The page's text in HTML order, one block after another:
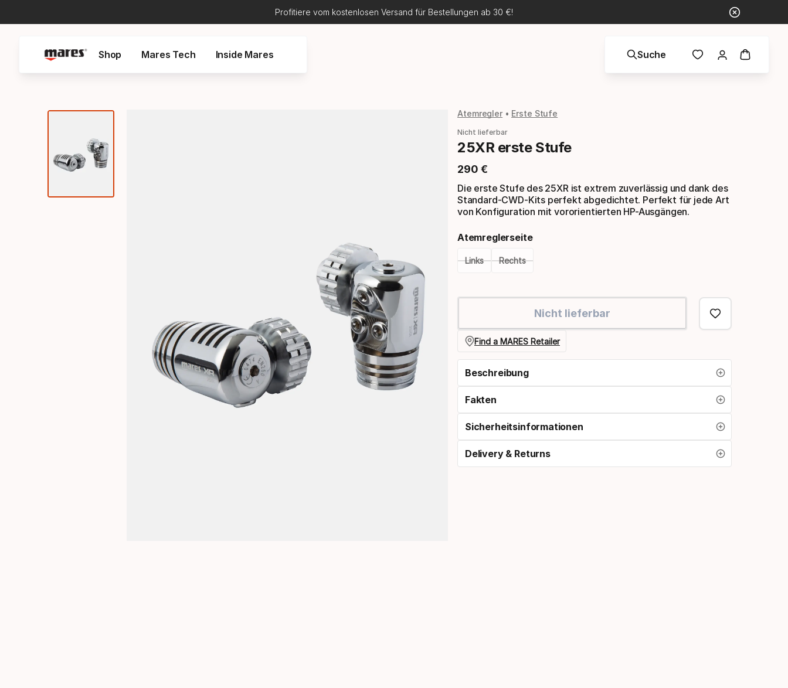
Profitiere vom kostenlosen Versand für Bestellungen ab 30 €!
Shop Mares Tech Inside Mares Suche
Atemregler Erste Stufe
Nicht lieferbar
25XR erste Stufe
290 €
Endpreis
Die erste Stufe des 25XR ist extrem zuverlässig und dank des
Standard-CWD-Kits perfekt abgedichtet. Perfekt für jede Art
von Konfiguration mit vororientierten HP-Ausgängen.
Atemreglerseite
Links Rechts
select
atemreglerseite
Nicht lieferbar
Find a MARES Retailer
Beschreibung
Fakten
Sicherheitsinformationen
Delivery & Returns